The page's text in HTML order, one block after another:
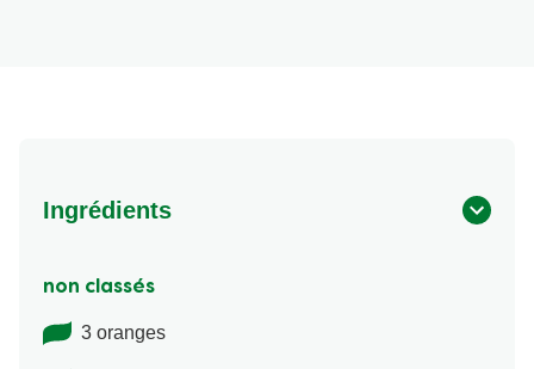
Ingrédients
non classés
3 oranges